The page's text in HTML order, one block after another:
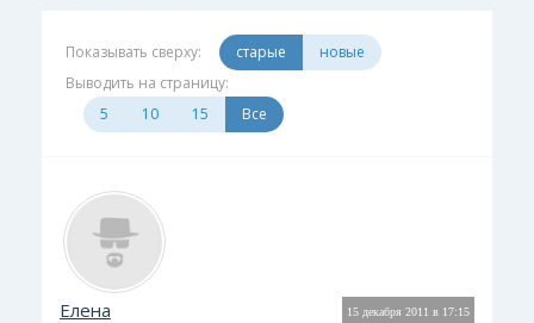
Показывать сверху: старые
новые
Выводить на страницу:
5
10 15 Все
15 декабря 2011 в 17:15
Елена